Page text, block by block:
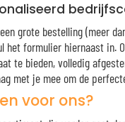
grote bestelling (meer
het formulier hiernaast in.
te bieden, volledig
met je mee om de
voor ons?